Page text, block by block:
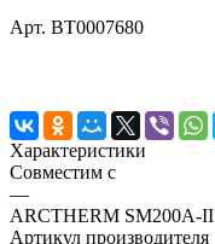
Арт. BT0007680
Характеристики
Совместим с
—
ARCTHERM SM200A-II
Артикул производителя